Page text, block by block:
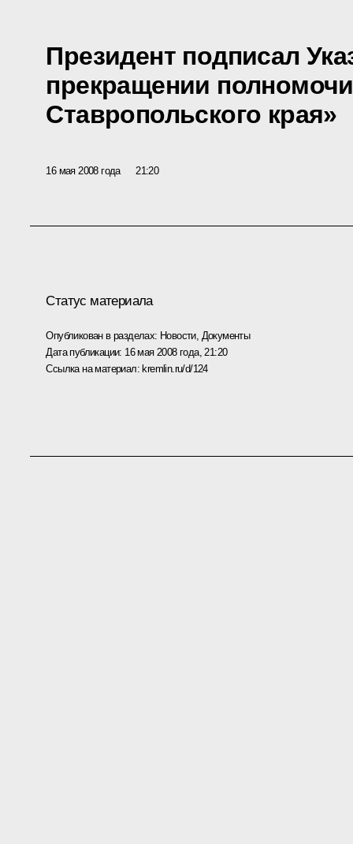
Президент подписал
прекращении
Ставропольского края»
16 мая 2008 года 21:20
Статус материала
Опубликован в разделах: Новости, Документы
Дата публикации: 16 мая 2008 года, 21:20
Ссылка на материал:kremlin.ru/d/124